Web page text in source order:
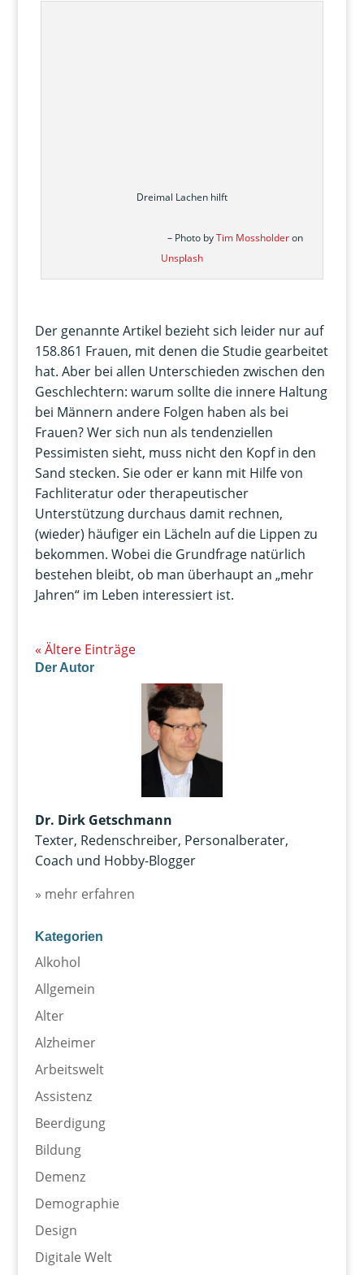
Dreimal Lachen hilft
– Photo byTim Mossholderon
Unsplash
Der genannte Artikel bezieht sich leider nur auf
158.861 Frauen, mit denen die Studie gearbeitet
hat. Aber bei allen Unterschieden zwischen den
Geschlechtern: warum sollte die innere Haltung
bei Männern andere Folgen haben als bei
Frauen? Wer sich nun als tendenziellen
Pessimisten sieht, muss nicht den Kopf in den
Sand stecken. Sie oder er kann mit Hilfe von
Fachliteratur oder therapeutischer
Unterstützung durchaus damit rechnen,
(wieder) häufiger ein Lächeln auf die Lippen zu
bekommen. Wobei die Grundfrage natürlich
bestehen bleibt, ob man überhaupt an „mehr
Jahren“ im Leben interessiert ist.
« Ältere Einträge
Der Autor
Dr. Dirk Getschmann
Texter, Redenschreiber, Personalberater,
Coach und Hobby-Blogger
» mehr erfahren
Kategorien
Alkohol
Allgemein
Alter
Alzheimer
Arbeitswelt
Assistenz
Beerdigung
Bildung
Demenz
Demographie
Design
Digitale Welt